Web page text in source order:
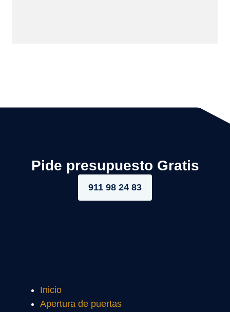
Pide presupuesto Gratis
911 98 24 83
Inicio
Apertura de puertas